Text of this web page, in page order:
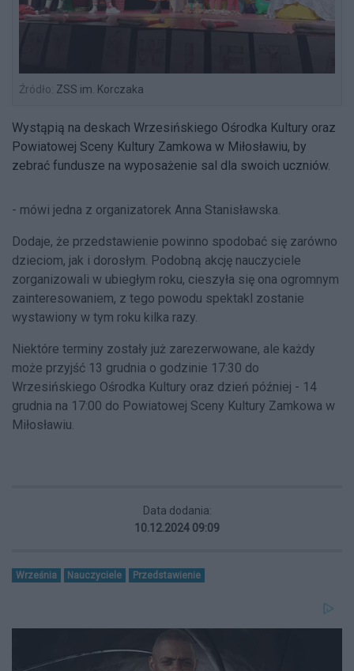
Źródło: ZSS im. Korczaka
Wystąpią na deskach Wrzesińskiego Ośrodka Kultury oraz
Powiatowej Sceny Kultury Zamkowa w Miłosławiu, by
zebrać fundusze na wyposażenie sal dla swoich uczniów.
- mówi jedna z organizatorek Anna Stanisławska.
Dodaje, że przedstawienie powinno spodobać się zarówno
dzieciom, jak i dorosłym. Podobną akcję nauczyciele
zorganizowali w ubiegłym roku, cieszyła się ona ogromnym
zainteresowaniem, z tego powodu spektakl zostanie
wystawiony w tym roku kilka razy.
Niektóre terminy zostały już zarezerwowane, ale każdy
może przyjść 13 grudnia o godzinie 17:30 do
Wrzesińskiego Ośrodka Kultury oraz dzień później - 14
grudnia na 17:00 do Powiatowej Sceny Kultury Zamkowa w
Miłosławiu.
Data dodania:
10.12.2024 09:09
Września Nauczyciele Przedstawienie